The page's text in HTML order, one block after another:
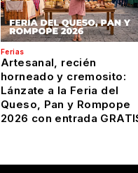
Ferias
Artesanal, recién
horneado y cremosito:
Lánzate a la Feria del
Queso, Pan y Rompope
2026 con entrada